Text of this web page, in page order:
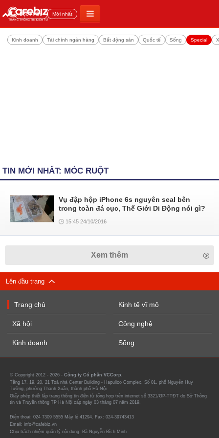
Đọc nhiều Mới nhất
Kinh doanh Tài chính ngân hàng Bất động sản Quốc tế Sống Special
TIN MỚI NHẤT: MÓC RUỘT
Vụ đập hộp iPhone 6s nguyên seal bên
trong toàn đá cục, Thế Giới Di Động nói gì?
15:45 24/10/2016
Xem thêm
Lên đầu trang
Trang chủ
Xã hội
Kinh doanh
Kinh tế vĩ mô
Công nghệ
Sống
© Copyright 2012 - 2026 - Công ty Cổ phần VCCorp.
Tầng 17, 19, 20, 21 Toà nhà Center Building - Hapulico Complex, Số 01, phố Nguyễn Huy
Tưởng, phường Thanh Xuân, thành phố Hà Nội
Giấy phép thiết lập trang thông tin điện tử tổng hợp trên internet số 3321/GP-TTĐT do Sở Thông
tin và Truyền thông TP Hà Nội cấp ngày 03 tháng 07 năm 2019.
Điện thoại: 024 7309 5555 Máy lẻ 41294. Fax: 024-39743413
Email: info@cafebiz.vn
Chịu trách nhiệm quản lý nội dung: Bà Nguyễn Bích Minh